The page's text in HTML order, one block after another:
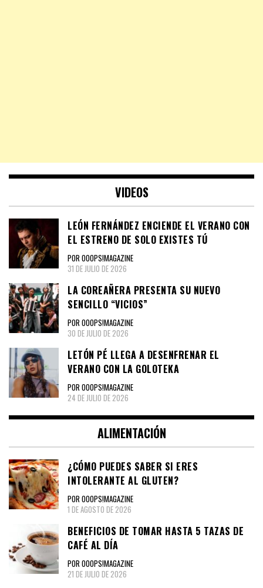
VIDEOS
LEÓN FERNÁNDEZ ENCIENDE EL VERANO CON
EL ESTRENO DE SOLO EXISTES TÚ
POR OOOPS!MAGAZINE
31 DE JULIO DE 2026
LA COREAÑERA PRESENTA SU NUEVO
SENCILLO “VICIOS”
POR OOOPS!MAGAZINE
30 DE JULIO DE 2026
LETÓN PÉ LLEGA A DESENFRENAR EL
VERANO CON LA GOLOTEKA
POR OOOPS!MAGAZINE
24 DE JULIO DE 2026
ALIMENTACIÓN
¿CÓMO PUEDES SABER SI ERES
INTOLERANTE AL GLUTEN?
POR OOOPS!MAGAZINE
1 DE AGOSTO DE 2026
BENEFICIOS DE TOMAR HASTA 5 TAZAS DE
CAFÉ AL DÍA
POR OOOPS!MAGAZINE
21 DE JULIO DE 2026